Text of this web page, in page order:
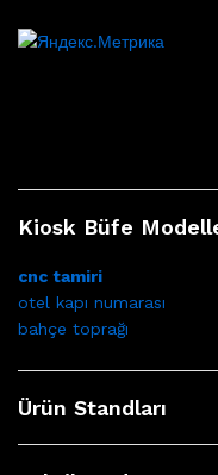
Kiosk Büfe
cnc tamiri
otel kapı numarası
bahçe toprağı
Ürün Standları